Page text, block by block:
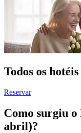
Todos os
Reservar
Como surgiu o
abril)?